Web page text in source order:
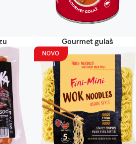
Gourmet gulaš
NOVO